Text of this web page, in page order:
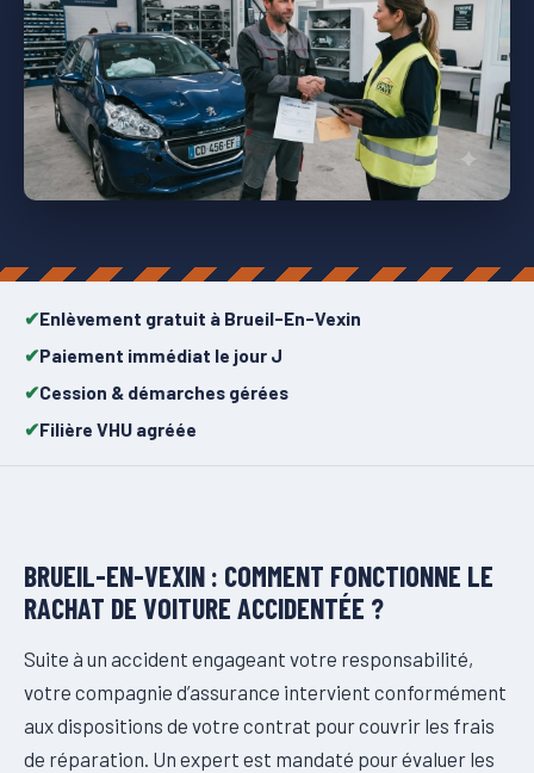
Enlèvement gratuit à Brueil-En-Vexin
Paiement immédiat le jour J
Cession & démarches gérées
Filière VHU agréée
BRUEIL-EN-VEXIN : COMMENT FONCTIONNE LE
RACHAT DE VOITURE ACCIDENTÉE ?
Suite à un accident engageant votre responsabilité,
votre compagnie d’assurance intervient conformément
aux dispositions de votre contrat pour couvrir les frais
de réparation. Un expert est mandaté pour évaluer les